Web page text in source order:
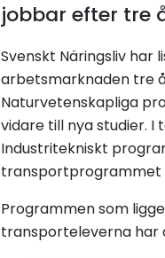
jobbar efter tre
Svenskt Näringsliv
arbetsmarknaden tre
Naturvetenskapliga
vidare till nya studier. I
Industritekniskt
transportprogrammet
Programmen som
transporteleverna har